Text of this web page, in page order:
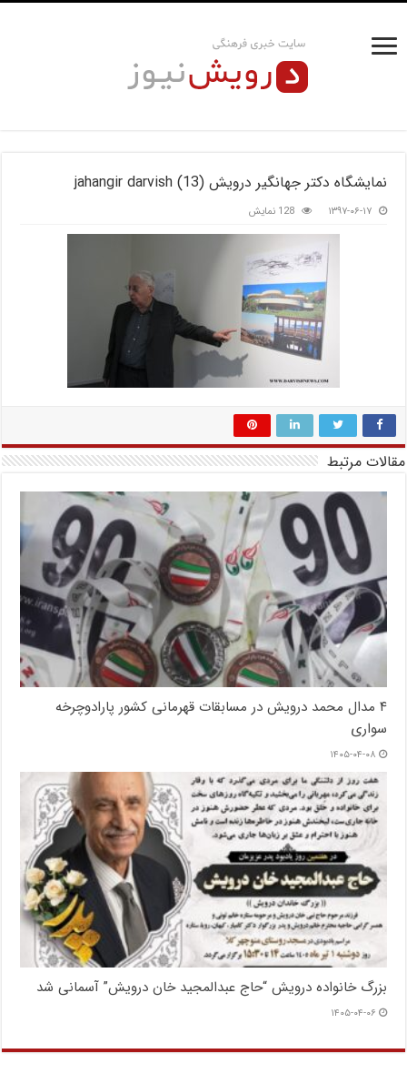
نمایشگاه دکتر جهانگیر درویش jahangir darvish (13)
۱۳۹۷-۰۶-۱۷ 128 نمایش
مقالات مرتبط
۴ مدال محمد درویش در مسابقات قهرمانی کشور پارادوچرخه
سواری
۱۴۰۵-۰۴-۰۸
بزرگ خانواده درویش “حاج عبدالمجید خان درویش” آسمانی شد
۱۴۰۵-۰۴-۰۶